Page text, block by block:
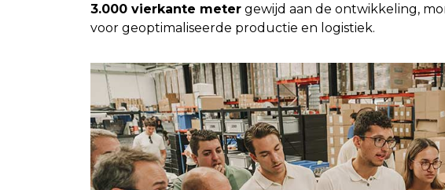
3.000 vierkante metergewijd aan de ontwikkeling,
voor geoptimaliseerde productie en logistiek.